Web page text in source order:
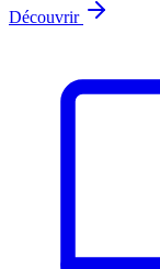
Découvrir